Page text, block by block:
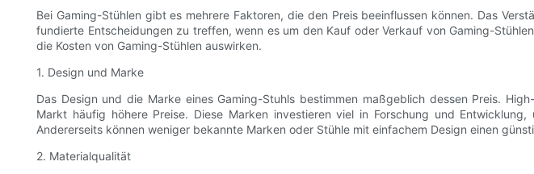
Bei Gaming-Stühlen gibt es mehrere Faktoren, die den Preis beeinflussen können. Das
fundierte Entscheidungen zu treffen, wenn es um den Kauf oder Verkauf von Gaming-
die Kosten von Gaming-Stühlen auswirken.
1. Design und Marke
Das Design und die Marke eines Gaming-Stuhls bestimmen maßgeblich dessen Preis.
Markt häufig höhere Preise. Diese Marken investieren viel in Forschung und
Andererseits können weniger bekannte Marken oder Stühle mit einfachem Design einen
2. Materialqualität